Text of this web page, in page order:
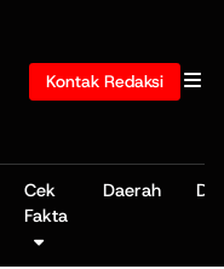
Kontak Redaksi
Cek
Fakta
Daerah